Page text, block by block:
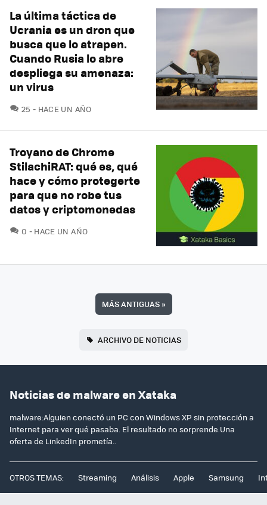
La última táctica de
Ucrania es un dron que
busca que lo atrapen.
Cuando Rusia lo abre
despliega su amenaza:
un virus
25 COMENTARIOS
HACE UN AÑO
Troyano de Chrome
StilachiRAT: qué es, qué
hace y cómo protegerte
para que no robe tus
datos y criptomonedas
0 COMENTARIOS
HACE UN AÑO
MÁS ANTIGUAS»
ARCHIVO DE NOTICIAS
Noticias de malware en Xataka
malware:Alguien conectó un PC con Windows XP sin protección a
Internet para ver qué pasaba. El resultado no sorprende.Una
oferta de LinkedIn prometía..
OTROS TEMAS: Streaming Análisis Apple Samsung